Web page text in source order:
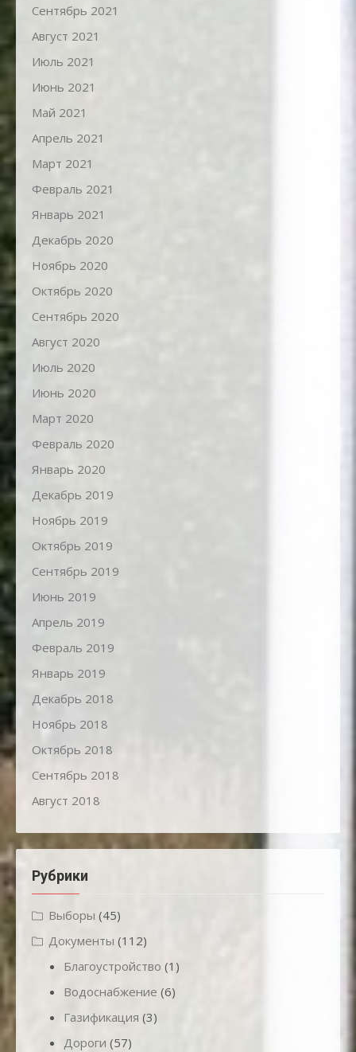
Сентябрь 2021
Август 2021
Июль 2021
Июнь 2021
Май 2021
Апрель 2021
Март 2021
Февраль 2021
Январь 2021
Декабрь 2020
Ноябрь 2020
Октябрь 2020
Сентябрь 2020
Август 2020
Июль 2020
Июнь 2020
Март 2020
Февраль 2020
Январь 2020
Декабрь 2019
Ноябрь 2019
Октябрь 2019
Сентябрь 2019
Июнь 2019
Апрель 2019
Февраль 2019
Январь 2019
Декабрь 2018
Ноябрь 2018
Октябрь 2018
Сентябрь 2018
Август 2018
Рубрики
Выборы (45)
Документы (112)
Благоустройство (1)
Водоснабжение (6)
Газификация (3)
Дороги (57)